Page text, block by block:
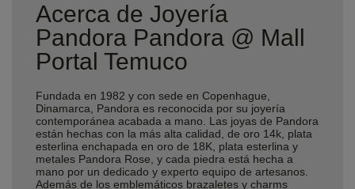
Acerca de Joyería
Pandora Pandora @ Mall
Portal Temuco
Fundada en 1982 y con sede en Copenhague,
Dinamarca, Pandora es reconocida por su joyería
contemporánea acabada a mano. Las joyas de Pandora
están hechas con la más alta calidad, de oro 14k, plata
esterlina enchapada en oro de 18K, plata esterlina y
metales Pandora Rose, y cada piedra está hecha a
mano por un dedicado y experto equipo de artesanos.
Además de los emblemáticos brazaletes y charms